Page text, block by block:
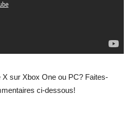
sur Xbox One ou PC? Faites-
ci-dessous!